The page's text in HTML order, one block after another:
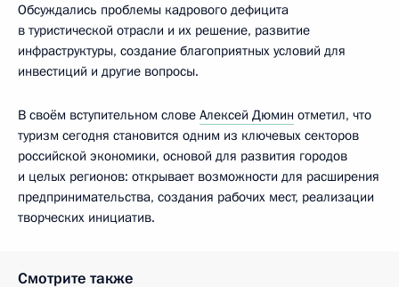
Обсуждались проблемы кадрового дефицита
в туристической отрасли и их решение, развитие
инфраструктуры, создание благоприятных условий для
инвестиций и другие вопросы.
В своём вступительном слове Алексей Дюмин отметил, что
туризм сегодня становится одним из ключевых секторов
российской экономики, основой для развития городов
и целых регионов: открывает возможности для расширения
предпринимательства, создания рабочих мест, реализации
творческих инициатив.
Смотрите также